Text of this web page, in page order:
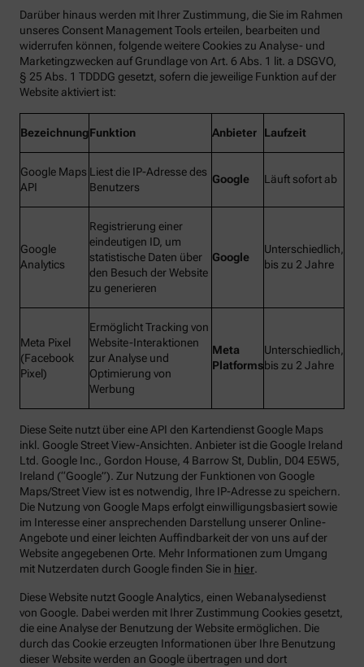
Darüber hinaus werden mit Ihrer Zustimmung, die Sie im Rahmen
unseres Consent Management Tools erteilen, bearbeiten und
widerrufen können, folgende weitere Cookies zu Analyse- und
Marketingzwecken auf Grundlage von Art. 6 Abs. 1 lit. a DSGVO,
§ 25 Abs. 1 TDDDG gesetzt, sofern die jeweilige Funktion auf der
Website aktiviert ist:
BezeichnungFunktion Anbieter Laufzeit
Google Maps
API
Liest die IP-Adresse des
Benutzers
Google Läuft sofort ab
Google
Analytics
Registrierung einer
eindeutigen ID, um
statistische Daten über
den Besuch der Website
zu generieren
Google
Unterschiedlich,
bis zu 2 Jahre
Meta Pixel
(Facebook
Pixel)
Ermöglicht Tracking von
Website-Interaktionen
zur Analyse und
Optimierung von
Werbung
Meta
Platforms
Unterschiedlich,
bis zu 2 Jahre
Diese Seite nutzt über eine API den Kartendienst Google Maps
inkl. Google Street View-Ansichten. Anbieter ist die Google Ireland
Ltd. Google Inc., Gordon House, 4 Barrow St, Dublin, D04 E5W5,
Ireland (“Google”). Zur Nutzung der Funktionen von Google
Maps/Street View ist es notwendig, Ihre IP-Adresse zu speichern.
Die Nutzung von Google Maps erfolgt einwilligungsbasiert sowie
im Interesse einer ansprechenden Darstellung unserer Online-
Angebote und einer leichten Auffindbarkeit der von uns auf der
Website angegebenen Orte. Mehr Informationen zum Umgang
mit Nutzerdaten durch Google finden Sie in hier.
Diese Website nutzt Google Analytics, einen Webanalysedienst
von Google. Dabei werden mit Ihrer Zustimmung Cookies gesetzt,
die eine Analyse der Benutzung der Website ermöglichen. Die
durch das Cookie erzeugten Informationen über Ihre Benutzung
dieser Website werden an Google übertragen und dort